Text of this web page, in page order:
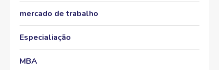
mercado de trabalho
Especialiação
MBA